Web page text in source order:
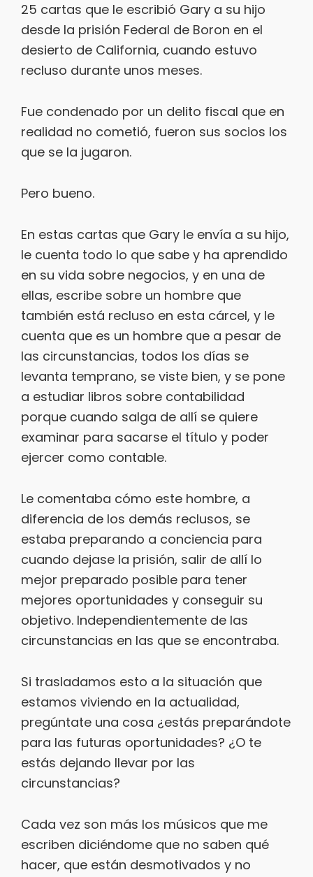
25 cartas que le escribió Gary a su hijo
desde la prisión Federal de Boron en el
desierto de California, cuando estuvo
recluso durante unos meses.
Fue condenado por un delito fiscal que en
realidad no cometió, fueron sus socios los
que se la jugaron.
Pero bueno.
En estas cartas que Gary le envía a su hijo,
le cuenta todo lo que sabe y ha aprendido
en su vida sobre negocios, y en una de
ellas, escribe sobre un hombre que
también está recluso en esta cárcel, y le
cuenta que es un hombre que a pesar de
las circunstancias, todos los días se
levanta temprano, se viste bien, y se pone
a estudiar libros sobre contabilidad
porque cuando salga de allí se quiere
examinar para sacarse el título y poder
ejercer como contable.
Le comentaba cómo este hombre, a
diferencia de los demás reclusos, se
estaba preparando a conciencia para
cuando dejase la prisión, salir de allí lo
mejor preparado posible para tener
mejores oportunidades y conseguir su
objetivo. Independientemente de las
circunstancias en las que se encontraba.
Si trasladamos esto a la situación que
estamos viviendo en la actualidad,
pregúntate una cosa ¿estás preparándote
para las futuras oportunidades? ¿O te
estás dejando llevar por las
circunstancias?
Cada vez son más los músicos que me
escriben diciéndome que no saben qué
hacer, que están desmotivados y no